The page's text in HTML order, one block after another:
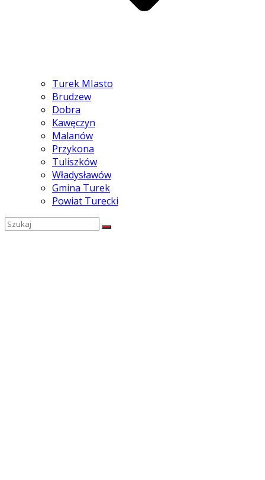
Turek MIasto
Brudzew
Dobra
Kawęczyn
Malanów
Przykona
Tuliszków
Władysławów
Gmina Turek
Powiat Turecki